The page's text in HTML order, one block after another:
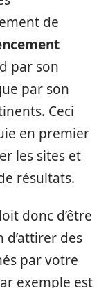
de
par son
par son
Ceci
en premier
les sites et
résultats.
donc d’être
d’attirer des
par votre
exemple est